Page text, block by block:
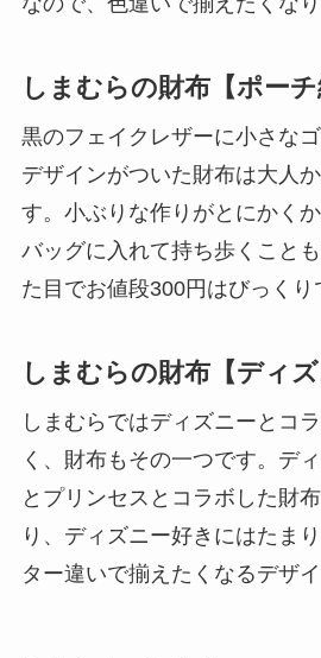
しまむらの財布【ポー
黒のフェイクレザーに小さな
デザインがついた財布は大人
す。小ぶりな作りがとにかく
バッグに入れて持ち歩くこと
た目でお値段300円はびっくり
しまむらの財布【ディ
しまむらではディズニーとコ
く、財布もその一つです。デ
とプリンセスとコラボした財
り、ディズニー好きにはたま
ター違いで揃えたくなるデザイ